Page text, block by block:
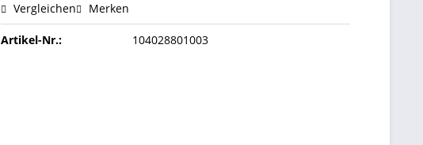
Vergleichen Merken
Artikel-Nr.: 104028801003